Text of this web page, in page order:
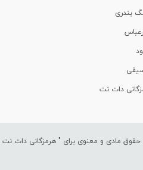
بندری
دات نت
حقوق مادی و معنوی برای " هرمزگانی دات نت